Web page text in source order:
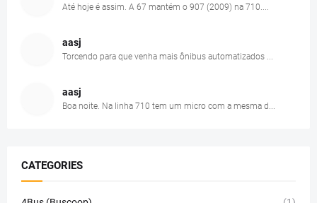
Até hoje é assim. A 67 mantém o 907 (2009) na 710....
aasj
Torcendo para que venha mais ônibus automatizados ...
aasj
Boa noite. Na linha 710 tem um micro com a mesma d...
CATEGORIES